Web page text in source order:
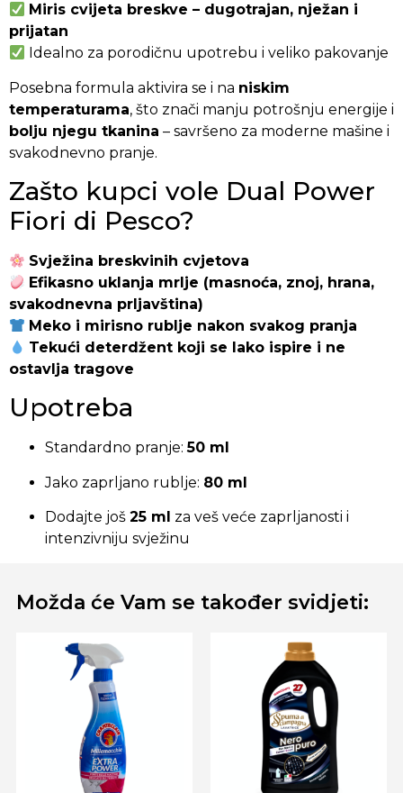
Miris cvijeta breskve – dugotrajan, nježan i
prijatan
Idealno za porodičnu upotrebu i veliko pakovanje
Posebna formula aktivira se i na niskim
temperaturama, što znači manju potrošnju energije i
bolju njegu tkanina – savršeno za moderne mašine i
svakodnevno pranje.
Zašto kupci vole Dual Power
Fiori di Pesco?
Svježina breskvinih cvjetova
Efikasno uklanja mrlje (masnoća, znoj, hrana,
svakodnevna prljavština)
Meko i mirisno rublje nakon svakog pranja
Tekući deterdžent koji se lako ispire i ne
ostavlja tragove
Upotreba
Standardno pranje:50 ml
Jako zaprljano rublje: 80 ml
Dodajte još 25 ml za veš veće zaprljanosti i
intenzivniju svježinu
Možda će Vam se također svidjeti: